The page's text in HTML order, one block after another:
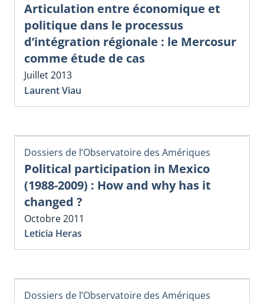
Articulation entre économique et
politique dans le processus
d’intégration régionale : le Mercosur
comme étude de cas
Juillet 2013
Laurent Viau
Dossiers de l’Observatoire des Amériques
Political participation in Mexico
(1988-2009) : How and why has it
changed ?
Octobre 2011
Leticia Heras
Dossiers de l’Observatoire des Amériques